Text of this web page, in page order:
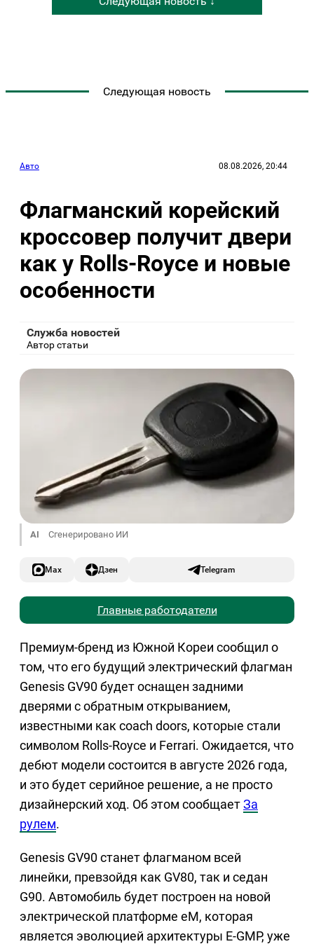
Следующая новость
Авто 08.08.2026, 20:44
Флагманский корейский
кроссовер получит двери
как у Rolls-Royce и новые
особенности
Служба новостей
Автор статьи
AI Сгенерировано ИИ
Max Дзен Telegram
Главные работодатели
Премиум-бренд из Южной Кореи сообщил о
том, что его будущий электрический флагман
Genesis GV90 будет оснащен задними
дверями с обратным открыванием,
известными как coach doors, которые стали
символом Rolls-Royce и Ferrari. Ожидается, что
дебют модели состоится в августе 2026 года,
и это будет серийное решение, а не просто
дизайнерский ход. Об этом сообщаетЗа
рулем.
Genesis GV90 станет флагманом всей
линейки, превзойдя как GV80, так и седан
G90. Автомобиль будет построен на новой
электрической платформе eM, которая
является эволюцией архитектуры E-GMP, уже